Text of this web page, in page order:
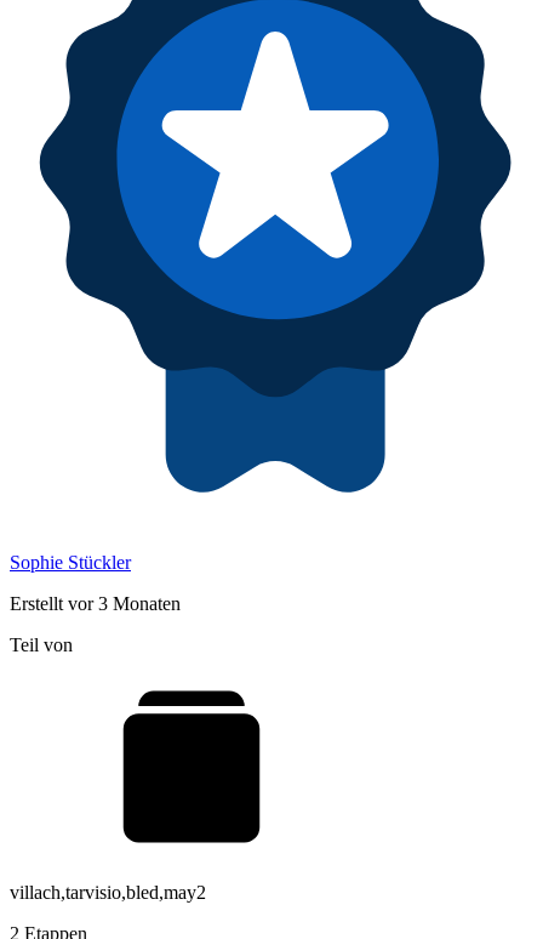
Sophie Stückler
Erstellt vor 3 Monaten
Teil von
villach,tarvisio,bled,may2
2 Etappen